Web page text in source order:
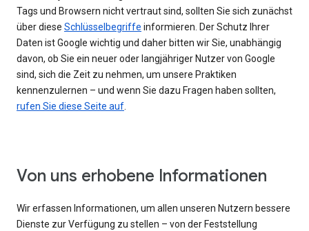
Tags und Browsern nicht vertraut sind, sollten Sie sich zunächst
über diese Schlüsselbegriffe informieren. Der Schutz Ihrer
Daten ist Google wichtig und daher bitten wir Sie, unabhängig
davon, ob Sie ein neuer oder langjähriger Nutzer von Google
sind, sich die Zeit zu nehmen, um unsere Praktiken
kennenzulernen – und wenn Sie dazu Fragen haben sollten,
rufen Sie diese Seite auf.
Von uns erhobene Informationen
Wir erfassen Informationen, um allen unseren Nutzern bessere
Dienste zur Verfügung zu stellen – von der Feststellung